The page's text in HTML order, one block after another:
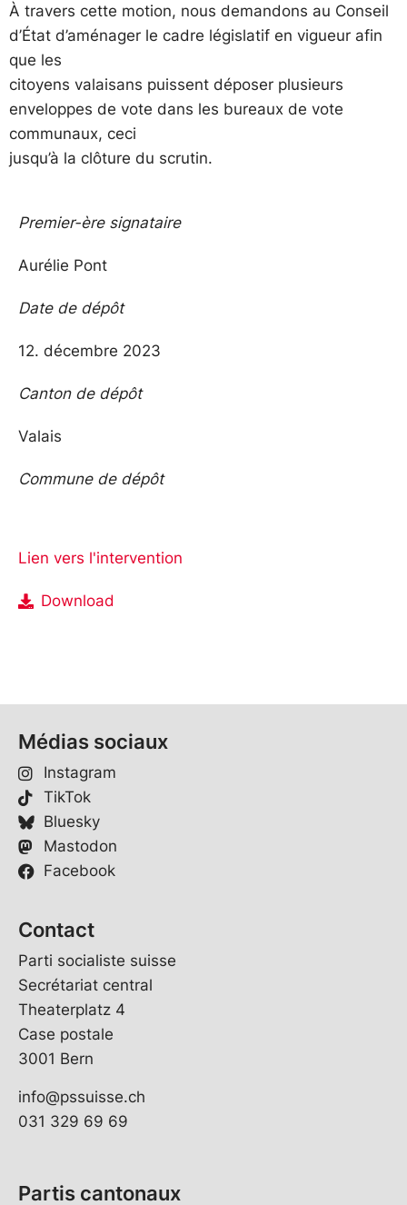
À travers cette motion, nous demandons au Conseil
d’État d’aménager le cadre législatif en vigueur afin
que les
citoyens valaisans puissent déposer plusieurs
enveloppes de vote dans les bureaux de vote
communaux, ceci
jusqu’à la clôture du scrutin.
Premier-ère signataire
Aurélie Pont
Date de dépôt
12. décembre 2023
Canton de dépôt
Valais
Commune de dépôt
Lien vers l'intervention
Download
Médias sociaux
Instagram
TikTok
Bluesky
Mastodon
Facebook
Contact
Parti socialiste suisse
Secrétariat central
Theaterplatz 4
Case postale
3001 Bern
info@pssuisse.ch
031 329 69 69
Partis cantonaux